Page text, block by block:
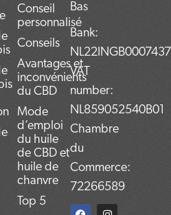
Bas
Bank:
VAT
number:
NL859052540B01
Chambre
du
Commerce:
72266589
F
I
T
P
L
Conseil
personnalisé
Conseils
Avantages et
inconvénients
du CBD
Mode
d’emploi
du huile
de CBD et
huile de
chanvre
Top 5